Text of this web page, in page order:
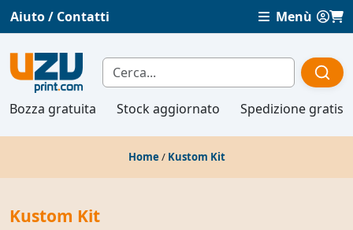
Aiuto / Contatti Menù
Bozza gratuita Stock aggiornato Spedizione gratis
Home / Kustom Kit
Kustom Kit